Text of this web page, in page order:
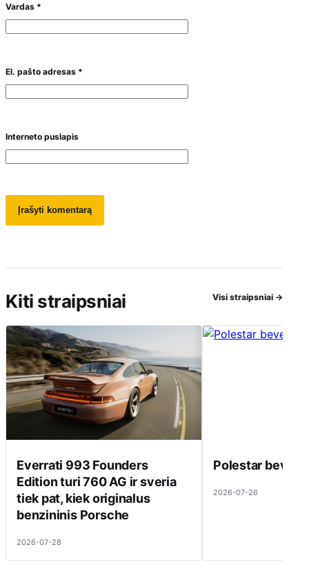
Vardas *
El. pašto adresas *
Interneto puslapis
Kiti straipsniai Visi straipsniai →
Everrati 993 Founders
Edition turi 760 AG ir sveria
tiek pat, kiek originalus
benzininis Porsche
2026-07-28
Polestar beveik
2026-07-26